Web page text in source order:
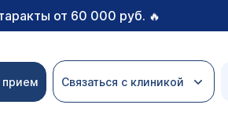
от 60 000 руб. 🔥
прием Связаться с клиникой